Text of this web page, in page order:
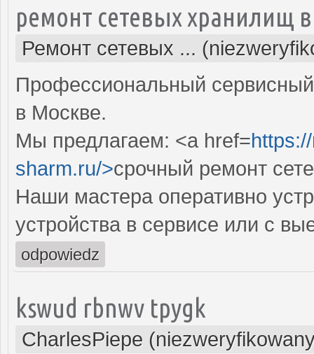
ремонт сетевых хранилищ
Ремонт сетевых ...
Профессиональный
в Москве.
Мы предлагаем: <a href=
sharm.ru/>срочный ремонт
Наши мастера оперативно
устройства в сервисе или с
odpowiedz
kswud rbnwv tpygk
CharlesPiepe